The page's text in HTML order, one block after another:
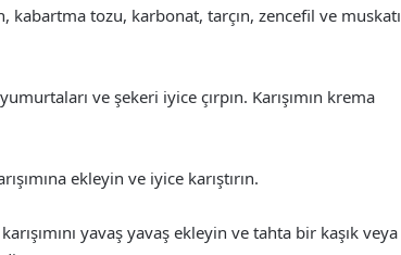
kabartma tozu, karbonat, tarçın, zencefil ve muskatı
ve şekeri iyice çırpın. Karışımın krema
ekleyin ve iyice karıştırın.
yavaş yavaş ekleyin ve tahta bir kaşık veya